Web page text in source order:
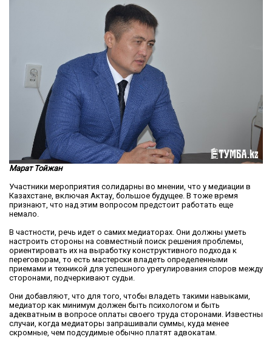
Марат Тойжан
Участники мероприятия солидарны во мнении, что у медиации в
Казахстане, включая Актау, большое будущее. В тоже время
признают, что над этим вопросом предстоит работать еще
немало.
В частности, речь идет о самих медиаторах. Они должны уметь
настроить стороны на совместный поиск решения проблемы,
ориентировать их на выработку конструктивного подхода к
переговорам, то есть мастерски владеть определенными
приемами и техникой для успешного урегулирования споров между
сторонами, подчеркивают судьи.
Они добавляют, что для того, чтобы владеть такими навыками,
медиатор как минимум должен быть психологом и быть
адекватным в вопросе оплаты своего труда сторонами. Известны
случаи, когда медиаторы запрашивали суммы, куда менее
скромные, чем подсудимые обычно платят адвокатам.